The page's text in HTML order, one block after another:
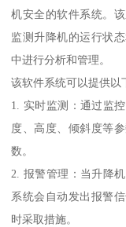
机安全的软件系统。
监测升降机的运行状
中进行分析和管理。
该软件系统可以提供以
1. 实时监测：通过监
度、高度、倾斜度等
数。
2. 报警管理：当升降
系统会自动发出报警
时采取措施。